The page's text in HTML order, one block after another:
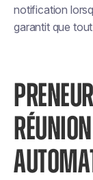
notification
garantit que